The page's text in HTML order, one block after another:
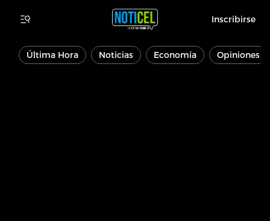
Inscribirse
Última Hora Noticias Economía Opiniones